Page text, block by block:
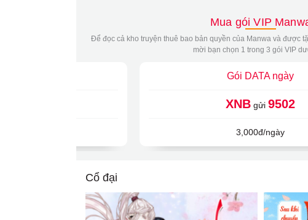
Mua gói VIP
Để đọc cả kho truyện thuê bao bản quyền của Manwa và được
mời bạn chọn 1 trong 3 gói VIP
Gói DATA ngày
XNB gửi9502
3,000đ/ngày
Cổ đại